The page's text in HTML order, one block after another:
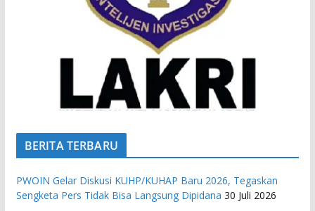
BERITA TERBARU
PWOIN Gelar Diskusi KUHP/KUHAP Baru 2026, Tegaskan
Sengketa Pers Tidak Bisa Langsung Dipidana 30 Juli 2026